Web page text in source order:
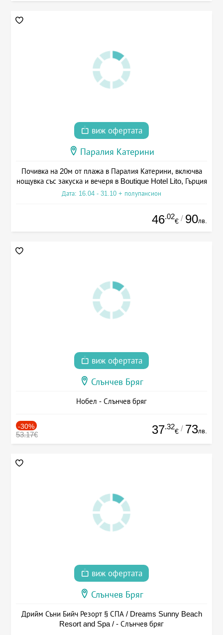
виж офертата
Паралия Катерини
Почивка на 20м от плажа в Паралия Катерини, включва
нощувка със закуска и вечеря в Boutique Hotel Lito, Гърция
Дата: 16.04 - 31.10 + полупансион
46.02
€ / 90лв.
виж офертата
Слънчев Бряг
Нобел - Слънчев бряг
-30%
53.17€ 37.32
€ / 73лв.
виж офертата
Слънчев Бряг
Дрийм Съни Бийч Резорт § СПА / Dreams Sunny Beach
Resort and Spa / - Слънчев бряг